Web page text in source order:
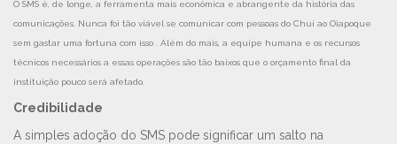
O SMS é, de longe, a ferramenta mais econômica e abrangente da história das
comunicações. Nunca foi tão viável se comunicar com pessoas do Chuí ao Oiapoque
sem gastar uma fortuna com isso . Além do mais, a equipe humana e os recursos
técnicos necessários a essas operações são tão baixos que o orçamento final da
instituição pouco será afetado.
Credibilidade
A simples adoção do SMS pode significar um salto na